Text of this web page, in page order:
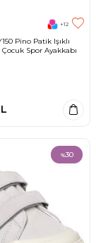
+12
Pino Patik Işıklı
Spor Ayakkabı
%30